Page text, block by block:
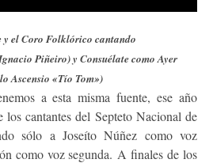
y el Coro Folklórico cantando
Piñeiro) y Consuélate como Ayer
Ascensio «Tío Tom»)
a esta misma fuente, ese año
cantantes del Septeto Nacional de
sólo a Joseíto Núñez como voz
como voz segunda. A finales de los